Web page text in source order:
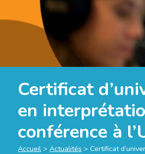
Certificat
en
conférence à
Accueil > Actualités > Certificat